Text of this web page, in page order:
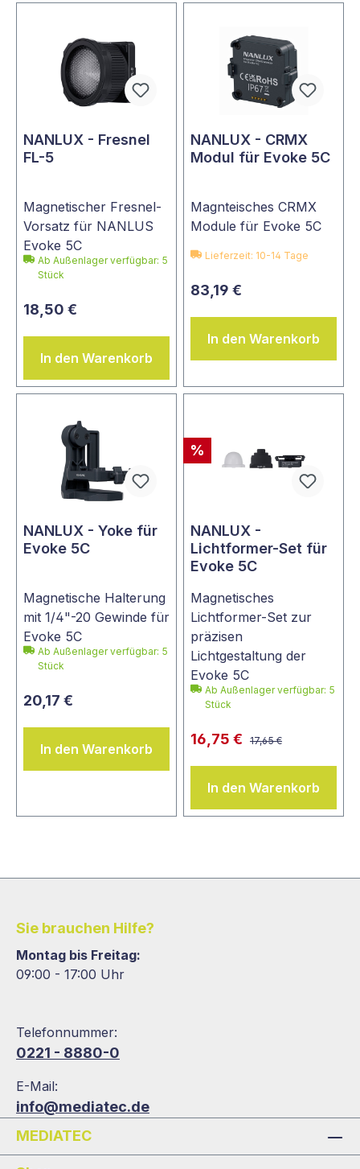
NANLUX - Fresnel
FL-5
Magnetischer Fresnel-
Vorsatz für NANLUS
Evoke 5C
Ab Außenlager verfügbar: 5
Stück
18,50 €
In den Warenkorb
NANLUX - CRMX
Modul für Evoke 5C
Magnteisches CRMX
Module für Evoke 5C
Lieferzeit: 10-14 Tage
83,19 €
In den Warenkorb
NANLUX - Yoke für
Evoke 5C
Magnetische Halterung
mit 1/4"-20 Gewinde für
Evoke 5C
Ab Außenlager verfügbar: 5
Stück
20,17 €
In den Warenkorb
%
NANLUX -
Lichtformer-Set für
Evoke 5C
Magnetisches
Lichtformer-Set zur
präzisen
Lichtgestaltung der
Evoke 5C
Ab Außenlager verfügbar: 5
Stück
16,75 € 17,65 €
In den Warenkorb
Sie brauchen Hilfe?
Montag bis Freitag:
09:00 - 17:00 Uhr
Telefonnummer:
0221 - 8880-0
E-Mail:
info@mediatec.de
MEDIATEC